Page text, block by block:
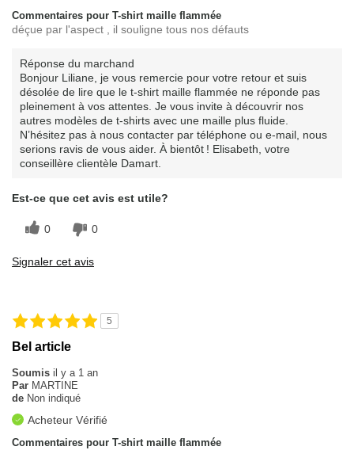
Commentaires pour T-shirt maille flammée
déçue par l'aspect , il souligne tous nos défauts
Réponse du marchand
Bonjour Liliane, je vous remercie pour votre retour et suis
désolée de lire que le t-shirt maille flammée ne réponde pas
pleinement à vos attentes. Je vous invite à découvrir nos
autres modèles de t-shirts avec une maille plus fluide.
N’hésitez pas à nous contacter par téléphone ou e-mail, nous
serions ravis de vous aider. À bientôt ! Elisabeth, votre
conseillère clientèle Damart.
Est-ce que cet avis est utile?
0 0
Signaler cet avis
5
Bel article
Soumis il y a 1 an
Par MARTINE
de Non indiqué
Acheteur Vérifié
Commentaires pour T-shirt maille flammée